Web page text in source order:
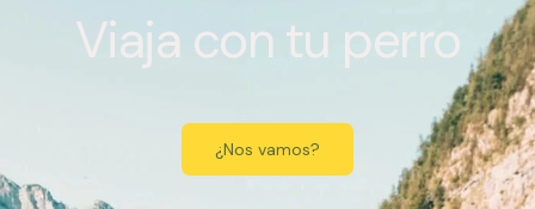
Viaja con tu perro
¿Nos vamos?